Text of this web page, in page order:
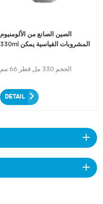
الصين الصانع من الألومنيوم
330ml المشروبات القياسية يمكن
الحجم 330 مل قطر 66 مم
DETAIL